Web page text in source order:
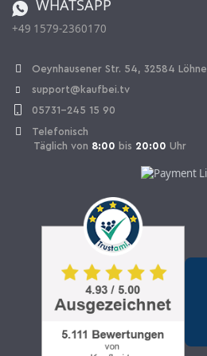
Vertrag widerrufen
WHATSAPP
+49 1579-2360170
Oeynhausener Str. 54, 32584 Löhne
support@kaufbei.tv
05731-245 15 90
Telefonisch
Täglich von 8:00 bis 20:00 Uhr